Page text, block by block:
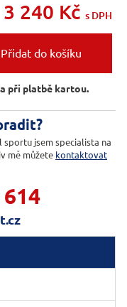
3 240 Kč s DPH
při platbě kartou.
sportu jsem specialista na
mě můžete kontaktovat
614